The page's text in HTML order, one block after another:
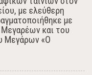
με ελεύθερη
με
και του
Μεγάρων «Ο